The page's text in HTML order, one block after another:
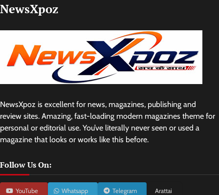
NewsXpoz
NewsXpoz is excellent for news, magazines, publishing and
review sites. Amazing, fast-loading modern magazines theme for
personal or editorial use. You’ve literally never seen or used a
magazine that looks or works like this before.
Follow Us On:
YouTube Whatsapp Telegram Arattai